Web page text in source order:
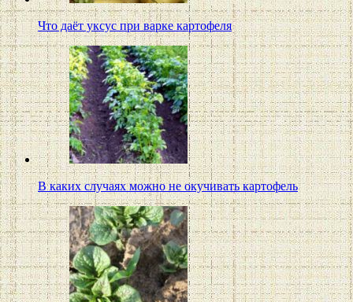
Что даёт уксус при варке картофеля
В каких случаях можно не окучивать картофель